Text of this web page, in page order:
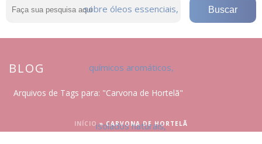
BLOG
Arquivos de Tags para: "Carvona de Hortelã"
INÍCIO»CARVONA DE HORTELÃ